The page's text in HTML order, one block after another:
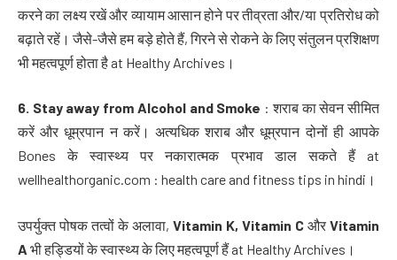
करने का लक्ष्य रखें और व्यायाम आसान होने पर तीव्रता और/या प्रतिरोध को
बढ़ाते रहें। जैसे-जैसे हम बड़े होते हैं, गिरने से रोकने के लिए संतुलन प्रशिक्षण
भी महत्वपूर्ण होता है at Healthy Archives।
6. Stay away from Alcohol and Smoke : शराब का सेवन सीमित
करें और धूम्रपान न करें। अत्यधिक शराब और धूम्रपान दोनों ही आपके
Bones के स्वास्थ्य पर नकारात्मक प्रभाव डाल सकते हैं at
wellhealthorganic.com : health care and fitness tips in hindi।
उपर्युक्त पोषक तत्वों के अलावा, Vitamin K, Vitamin C और Vitamin
A भी हड्डियों के स्वास्थ्य के लिए महत्वपूर्ण हैं at Healthy Archives।